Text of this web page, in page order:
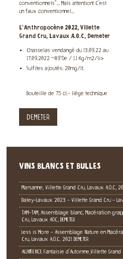
conventionnels"... Mais attention! C'est
un faux conventionnel...
L'Anthropocène 2022, Villette
Grand Cru, Lavaux A.O.C, Demeter
Chasselas vendangé du 13.09.22 au
17.09.2022 ~89°Oe / 1.1 Kg/m2/li>
Sulfites ajoutés: 20mg/lt.
Bouteille de 75 cl.- liège technique
DEMETER
VINS BLANCS ET BULLES
Marsanne, Villette Grand Cru, Lavaux A.O.C,
Daley-Lavaux 2023 - Villette Grand Cru -
TAM-TAM, Assemblage blanc, Macération
Cru, Lavaux AOC, DEMETER
Less is More - Assemblage Nature en
Cru, Lavaux A.O.C. 2021 DEMETER
ALUNISENCE Fantaisie d'Automne,Villette